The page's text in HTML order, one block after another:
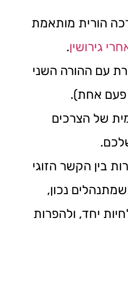
הורית מותאמת
גירושין.
עם ההורה השני
פעם אחת).
של הצרכים
בין הקשר הזוגי
נכון,
יחד, ולהפרות